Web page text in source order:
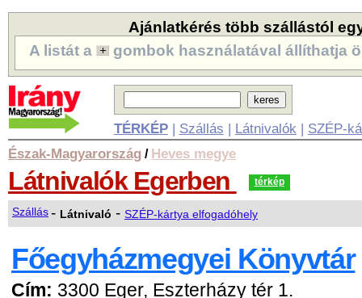
Ajánlatkérés több szállástól
A listát a
gombok használatával állíthatja
TÉRKÉP| Szállás | Látnivalók | SZÉP-
Észak-Magyarország / Heves megye
Látnivalók Egerben térkép
Szállás- Látnivaló - SZÉP-kártya elfogadóhely
Főegyházmegyei Könyvtár
Cím: 3300 Eger, Eszterházy tér 1.